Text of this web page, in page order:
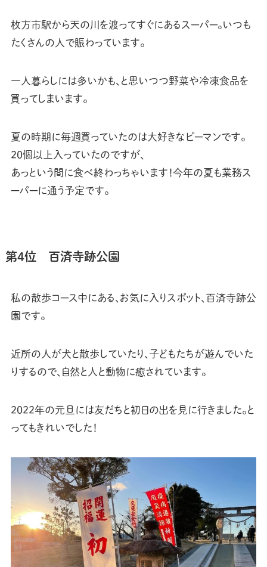
枚方市駅から天の川を渡ってすぐにあるスーパー。いつも
たくさんの人で賑わっています。
一人暮らしには多いかも、と思いつつ野菜や冷凍食品を
買ってしまいます。
夏の時期に毎週買っていたのは大好きなピーマンです。
20個以上入っていたのですが、
あっという間に食べ終わっちゃいます！今年の夏も業務ス
ーパーに通う予定です。
第4位 百済寺跡公園
私の散歩コース中にある、お気に入りスポット、百済寺跡公
園です。
近所の人が犬と散歩していたり、子どもたちが遊んでいた
りするので、自然と人と動物に癒されています。
2022年の元旦には友だちと初日の出を見に行きました。と
ってもきれいでした！